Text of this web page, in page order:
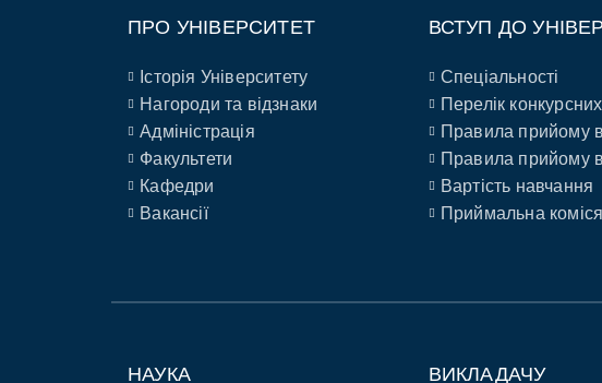
ПРО УНІВЕРСИТЕТ
Історія Університету
Нагороди та відзнаки
Адміністрація
Факультети
Кафедри
Вакансії
ВСТУП ДО
Спеціальності
Перелік
Правила прийому в
Правила прийому
Вартість навчання
Приймальна коміся
НАУКА ВИКЛАДАЧУ